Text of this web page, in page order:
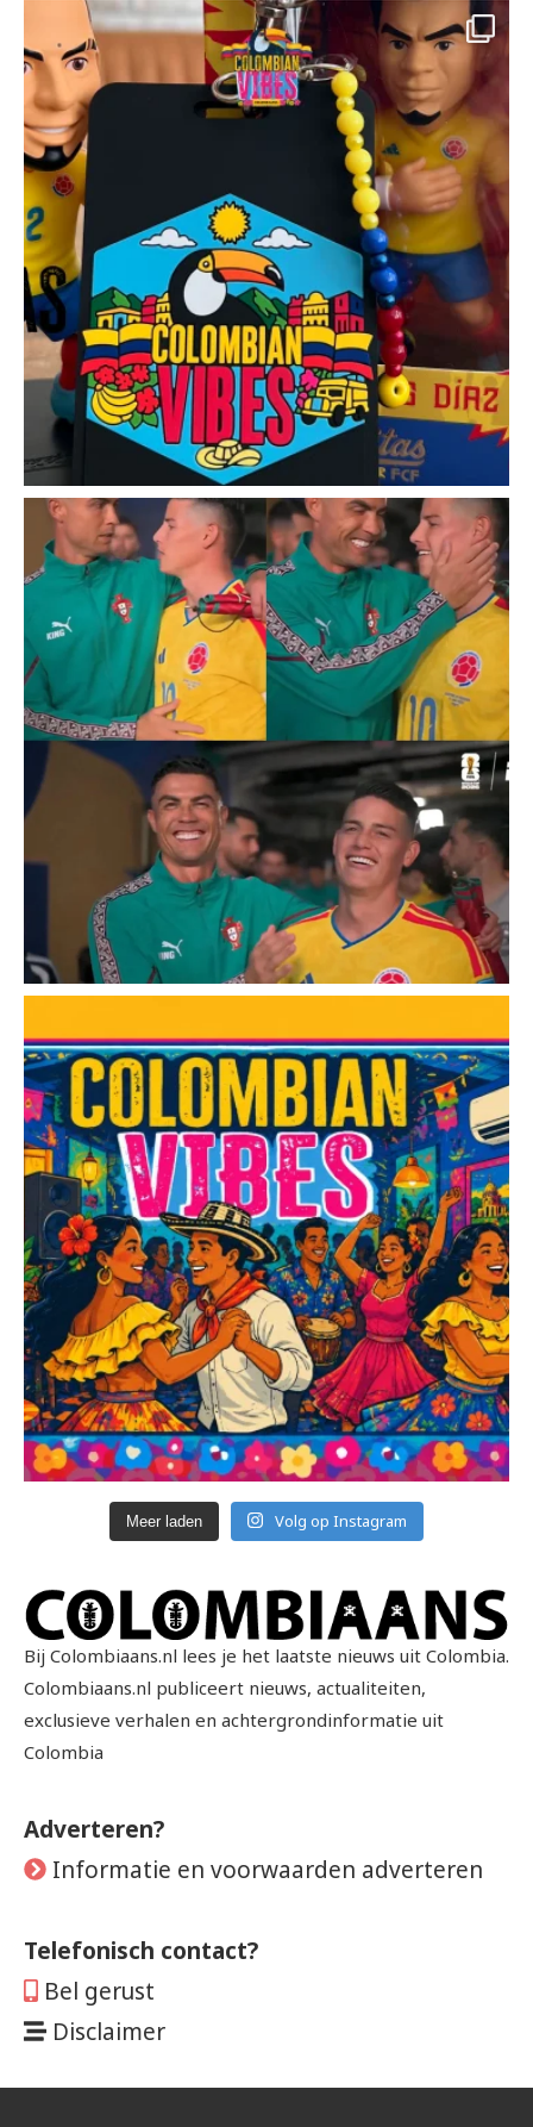
Meer laden Volg op Instagram
Bij Colombiaans.nl lees je het laatste nieuws uit Colombia.
Colombiaans.nl publiceert nieuws, actualiteiten,
exclusieve verhalen en achtergrondinformatie uit
Colombia
Adverteren?
Informatie en voorwaarden adverteren
Telefonisch contact?
Bel gerust
Disclaimer